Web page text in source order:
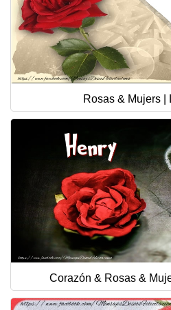
Rosas & Mujers |
Corazón & Rosas &